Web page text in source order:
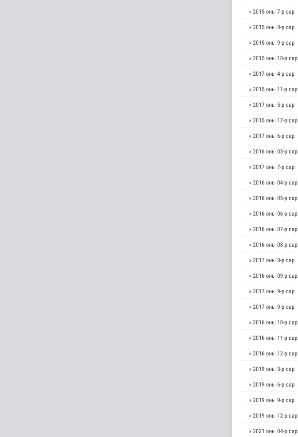
» 2015 оны 7-р сар
» 2015 оны 8-р сар
» 2015 оны 9-р сар
» 2015 оны 10-р сар
» 2017 оны 4-р сар
» 2015 оны 11-р сар
» 2017 оны 5-р сар
» 2015 оны 12-р сар
» 2017 оны 6-р сар
» 2016 оны 03-р сар
» 2017 оны 7-р сар
» 2016 оны 04-р сар
» 2016 оны 05-р сар
» 2016 оны 06-р сар
» 2016 оны 07-р сар
» 2016 оны 08-р сар
» 2017 оны 8-р сар
» 2016 оны 09-р сар
» 2017 оны 9-р сар
» 2017 оны 9-р сар
» 2016 оны 10-р сар
» 2016 оны 11-р сар
» 2016 оны 12-р сар
» 2019 оны 3-р сар
» 2019 оны 6-р сар
» 2019 оны 9-р сар
» 2019 оны 12-р сар
» 2021 оны 04-р сар